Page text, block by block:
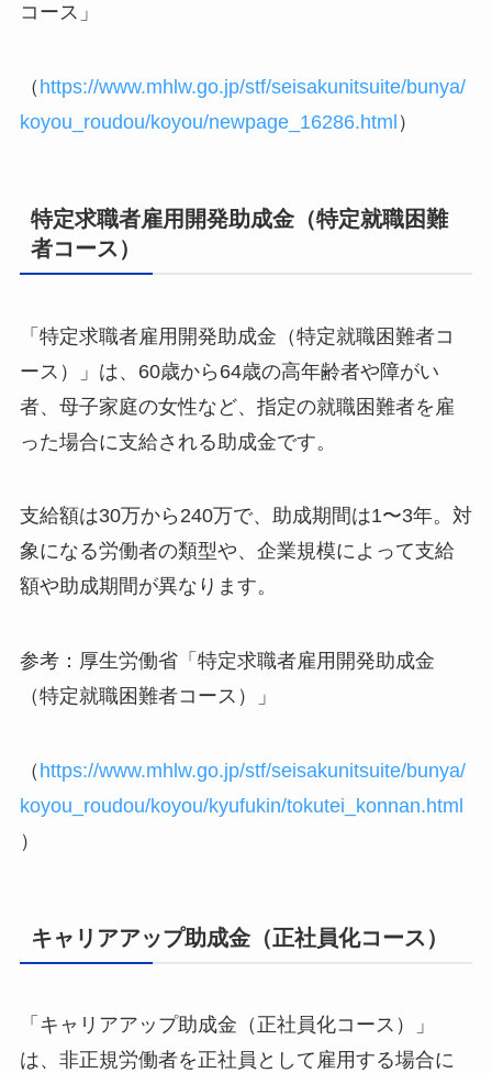
コース」
（ https://www.mhlw.go.jp/stf/seisakunitsuite/bunya/
koyou_roudou/koyou/newpage_16286.html ）
特定求職者雇用開発助成金（特定就職困難
者コース）
「特定求職者雇用開発助成金（特定就職困難者コ
ース）」は、60歳から64歳の高年齢者や障がい
者、母子家庭の女性など、指定の就職困難者を雇
った場合に支給される助成金です。
支給額は30万から240万で、助成期間は1〜3年。対
象になる労働者の類型や、企業規模によって支給
額や助成期間が異なります。
参考：厚生労働省「特定求職者雇用開発助成金
（特定就職困難者コース）」
（ https://www.mhlw.go.jp/stf/seisakunitsuite/bunya/
koyou_roudou/koyou/kyufukin/tokutei_konnan.html
）
キャリアアップ助成金（正社員化コース）
「キャリアアップ助成金（正社員化コース）」
は、非正規労働者を正社員として雇用する場合に